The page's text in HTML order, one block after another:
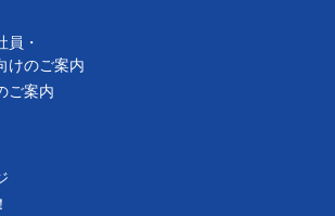
員・
けのご案内
ご案内